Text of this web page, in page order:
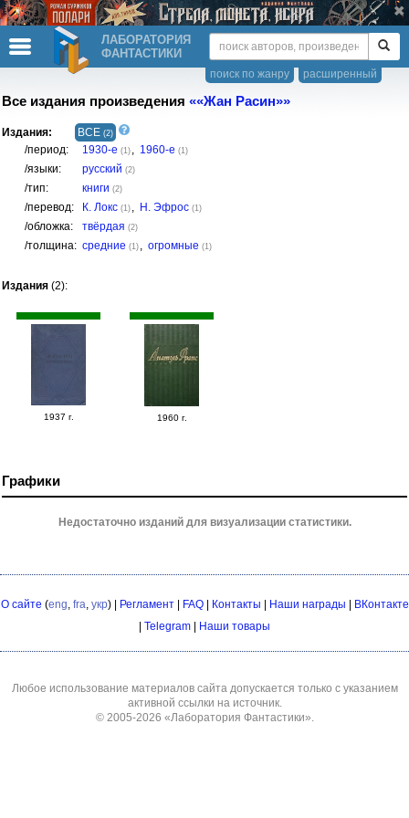
ЛАБОРАТОРИЯ
ФАНТАСТИКИ
расширенный
поиск по жанру
Все издания произведения ««Жан Расин»»
Издания: ВСЕ (2)
/период: 1930-е (1) , 1960-е (1)
/языки: русский (2)
/тип: книги (2)
/перевод: К. Локс (1) , Н. Эфрос (1)
/обложка: твёрдая (2)
/толщина: средние (1) , огромные (1)
Издания (2):
1937 г. 1960 г.
Графики
Недостаточно изданий для визуализации статистики.
О сайте (eng, fra, укр) | Регламент| FAQ| Контакты Наши награды
ВКонтакте
Telegram Наши товары
Любое использование материалов сайта допускается только с указанием
активной ссылки на источник.
© 2005-2026 «Лаборатория Фантастики».